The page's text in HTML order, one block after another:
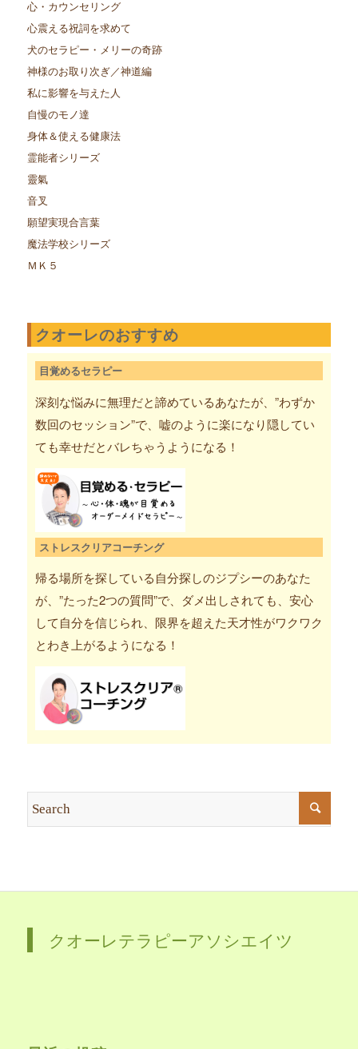
心・カウンセリング
心震える祝詞を求めて
犬のセラピー・メリーの奇跡
神様のお取り次ぎ／神道編
私に影響を与えた人
自慢のモノ達
身体＆使える健康法
霊能者シリーズ
靈氣
音叉
願望実現合言葉
魔法学校シリーズ
ＭＫ５
クオーレのおすすめ
目覚めるセラピー
深刻な悩みに無理だと諦めているあなたが、”わずか
数回のセッション”で、嘘のように楽になり隠してい
ても幸せだとバレちゃうようになる！
ストレスクリアコーチング
帰る場所を探している自分探しのジプシーのあなた
が、”たった2つの質問”で、ダメ出しされても、安心
して自分を信じられ、限界を超えた天才性がワクワク
とわき上がるようになる！
クオーレテラピーアソシエイツ